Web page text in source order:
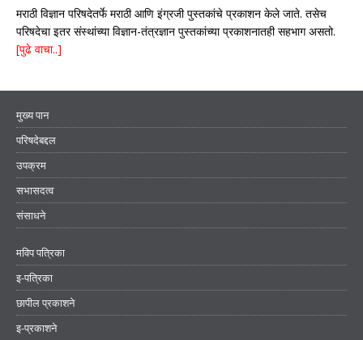
मराठी विज्ञान परिषदेतर्फे मराठी आणि इंग्रजी पुस्तकांचे प्रकाशन केले जाते. तसेच
परिषदेचा इतर संस्थांच्या विज्ञान-तंत्रज्ञान पुस्तकांच्या प्रकाशनातही सहभाग असतो.
[पुढे वाचा..]
मुख्य पान
परिषदेबद्दल
उपक्रम
सभासदत्व
संसाधने
मविप पत्रिका
इ-पत्रिका
छापील प्रकाशने
इ-प्रकाशने